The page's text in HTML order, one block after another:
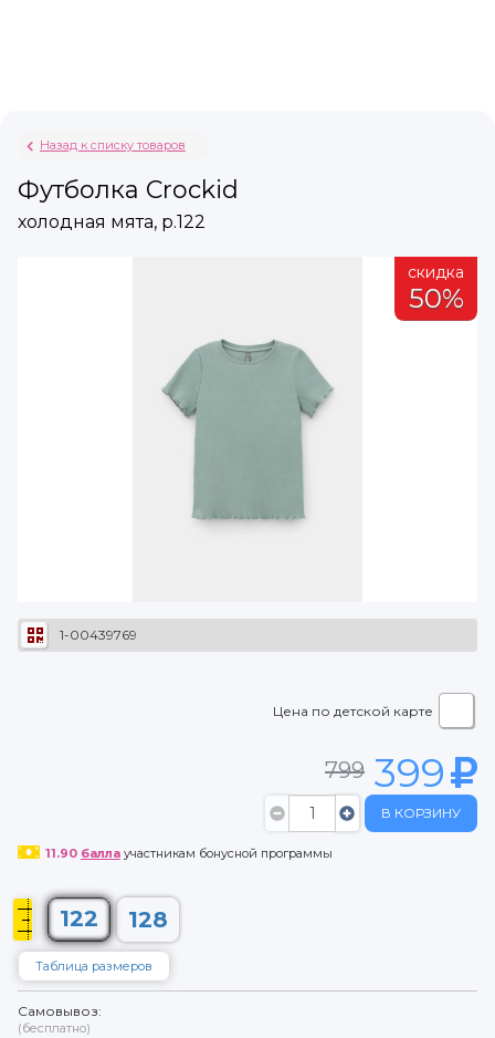
Назад к списку товаров
Футболка Crockid
холодная мята, р.122
скидка
50%
1-00439769
Цена по детской карте
799 399
В КОРЗИНУ
11.90 баллаучастникам бонусной программы
122 128
Таблица размеров
Самовывоз:
(бесплатно)